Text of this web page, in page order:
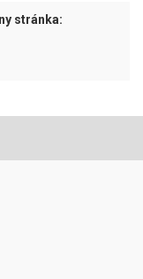
stránka: